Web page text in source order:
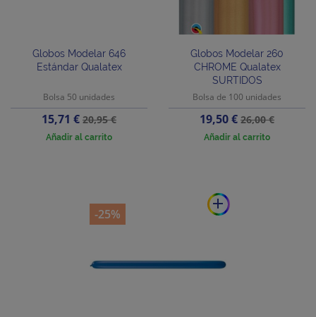
Globos Modelar 646
Estándar Qualatex
Bolsa 50 unidades
Precio
15,71 €Precio
base
20,95 €
Añadir al carrito
Globos Modelar 260
CHROME Qualatex
SURTIDOS
Bolsa de 100 unidades
Precio
19,50 €Precio
base
26,00 €
Añadir al carrito
add
-25%